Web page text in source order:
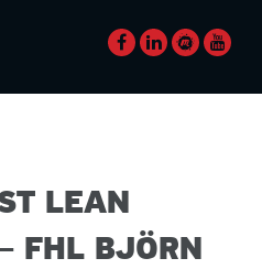
LEAN
FHL BJÖRN